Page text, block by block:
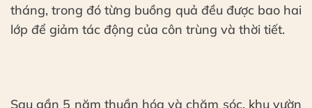
tháng, trong đó từng buồng quả đều được bao hai
lớp để giảm tác động của côn trùng và thời tiết.
Sau gần 5 năm thuần hóa và chăm sóc, khu vườn